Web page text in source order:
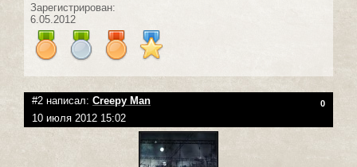
Зарегистрирован:
6.05.2012
#2 написал: Creepy Man 0
10 июля 2012 15:02